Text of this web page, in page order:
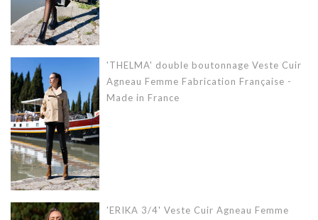
'THELMA' double boutonnage Veste Cuir
Agneau Femme Fabrication Française -
Made in France
'ERIKA 3/4' Veste Cuir Agneau Femme